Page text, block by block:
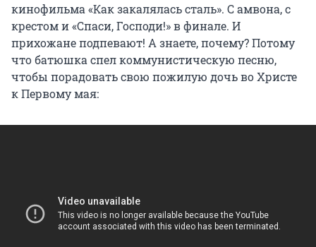
кинофильма «Как закалялась сталь». С амвона, с
крестом и «Спаси, Господи!» в финале. И
прихожане подпевают! А знаете, почему? Потому
что батюшка спел коммунистическую песню,
чтобы порадовать свою пожилую дочь во Христе
к Первому мая: